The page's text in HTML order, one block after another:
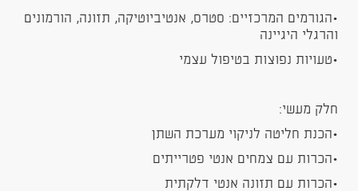
•הגורמים המרכזיים: סטרס, אנטיביוטיקה, תזונה, הורמונים
והרגלי היגיינה
•טעויות נפוצות בטיפול עצמי
חלק מעשי:
•הכנת חליטה לניקוי מערכת השתן
•הכרות עם צמחים אנטי פטרייתים
•הכרות עם תזונה אנטי דלקתית